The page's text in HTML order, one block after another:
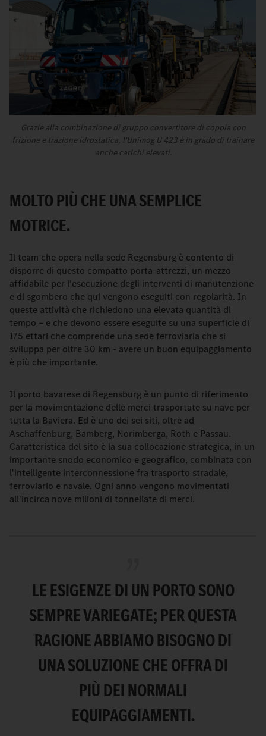
Grazie alla combinazione di gruppo convertitore di coppia con
frizione e trazione idrostatica, l'Unimog U 423 è in grado di trainare
anche carichi elevati.
MOLTO PIÙ CHE UNA SEMPLICE
MOTRICE.
Il team che opera nella sede Regensburg è contento di
disporre di questo compatto porta-attrezzi, un mezzo
affidabile per l'esecuzione degli interventi di manutenzione
e di sgombero che qui vengono eseguiti con regolarità. In
queste attività che richiedono una elevata quantità di
tempo – e che devono essere eseguite su una superficie di
175 ettari che comprende una sede ferroviaria che si
sviluppa per oltre 30 km - avere un buon equipaggiamento
è più che importante.
Il porto bavarese di Regensburg è un punto di riferimento
per la movimentazione delle merci trasportate su nave per
tutta la Baviera. Ed è uno dei sei siti, oltre ad
Aschaffenburg, Bamberg, Norimberga, Roth e Passau.
Caratteristica del sito è la sua collocazione strategica, in un
importante snodo economico e geografico, combinata con
l'intelligente interconnessione fra trasporto stradale,
ferroviario e navale. Ogni anno vengono movimentati
all'incirca nove milioni di tonnellate di merci.
LE ESIGENZE DI UN PORTO SONO
SEMPRE VARIEGATE; PER QUESTA
RAGIONE ABBIAMO BISOGNO DI
UNA SOLUZIONE CHE OFFRA DI
PIÙ DEI NORMALI
EQUIPAGGIAMENTI.